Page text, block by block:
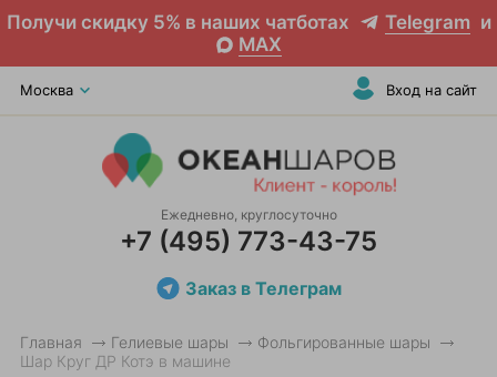
Получи скидку 5% в наших чатботах Telegram и
MAX
Москва Вход на сайт
Ежедневно, круглосуточно
+7 (495) 773-43-75
Заказ в Телеграм
Главная Гелиевые шары
Фольгированные шары
Шар Круг ДР Котэ в машине